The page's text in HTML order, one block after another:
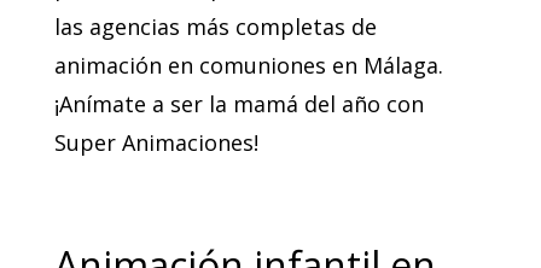
las agencias más completas de
animación en comuniones en Málaga.
¡Anímate a ser la mamá del año con
Super Animaciones!